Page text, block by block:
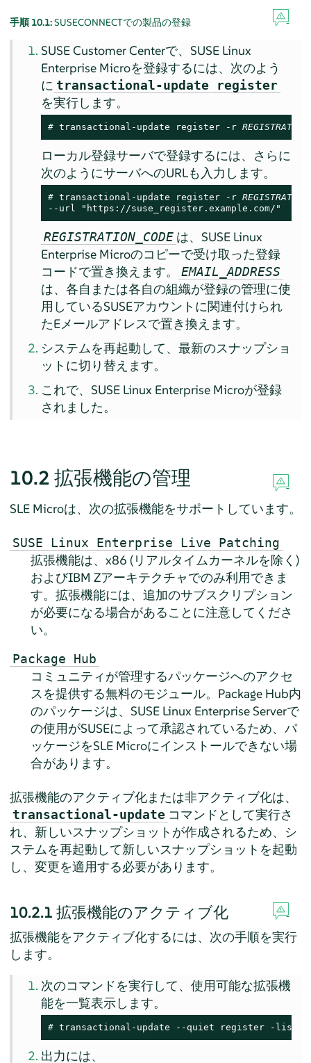
手順 10.1:SUSECONNECTでの製品の登録
SUSE Customer Centerで、 SUSE Linux
Enterprise Microを登録するには、次のよう
に transactional-update register
を実行します。
# transactional-update register -r
ローカル登録サーバで登録するには、さらに
次のようにサーバへのURLも入力します。
# transactional-update register -r
--url "https://suse_register.example.com/"
REGISTRATION_CODE は、 SUSE Linux
Enterprise Microのコピーで受け取った登録
コードで置き換えます。
EMAIL_ADDRESS
は、各自または各自の組織が登録の管理に使
用しているSUSEアカウントに関連付けられ
たEメールアドレスで置き換えます。
システムを再起動して、最新のスナップショ
ットに切り替えます。
これで、 SUSE Linux Enterprise Microが登録
されました。
10.2 拡張機能の管理
SLE Microは、次の拡張機能をサポートしています。
SUSE Linux Enterprise Live Patching
拡張機能は、x86 (リアルタイムカーネルを除く)
およびIBM Zアーキテクチャでのみ利用できま
す。拡張機能には、追加のサブスクリプション
が必要になる場合があることに注意してくださ
い。
Package Hub
コミュニティが管理するパッケージへのアクセ
スを提供する無料のモジュール。Package Hub内
のパッケージは、SUSE Linux Enterprise Serverで
の使用がSUSEによって承認されているため、パ
ッケージをSLE Microにインストールできない場
合があります。
拡張機能のアクティブ化または非アクティブ化は、
transactional-update コマンドとして実行さ
れ、新しいスナップショットが作成されるため、シ
ステムを再起動して新しいスナップショットを起動
し、変更を適用する必要があります。
10.2.1 拡張機能のアクティブ化
拡張機能をアクティブ化するには、次の手順を実行
します。
次のコマンドを実行して、使用可能な拡張機
能を一覧表示します。
# transactional-update --quiet register -list-
出力には、